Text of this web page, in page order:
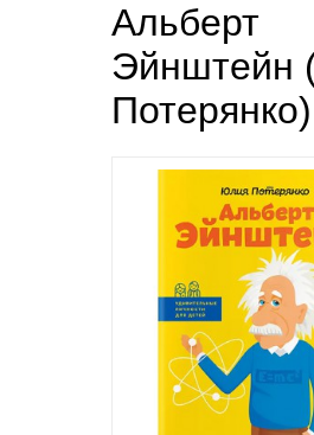
Альберт
Эйнштейн
Потерянко)